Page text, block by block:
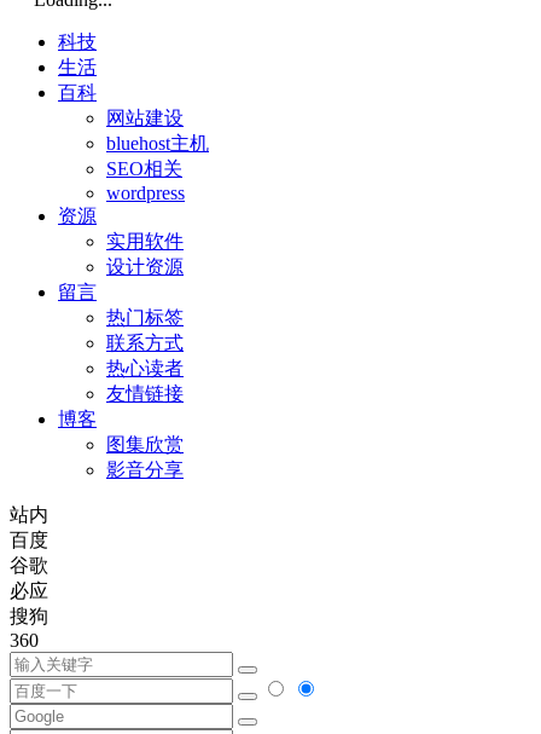
科技
生活
百科
网站建设
bluehost主机
SEO相关
wordpress
资源
实用软件
设计资源
留言
热门标签
联系方式
热心读者
友情链接
博客
图集欣赏
影音分享
站内
百度
谷歌
必应
搜狗
360